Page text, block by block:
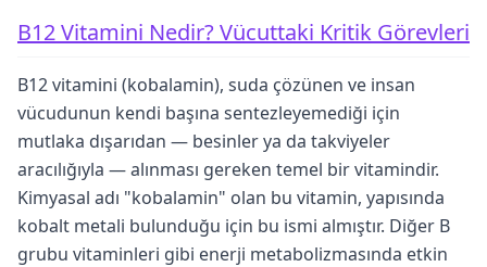
B12 Vitamini Nedir? Vücuttaki Kritik Görevleri
B12 vitamini (kobalamin), suda çözünen ve insan
vücudunun kendi başına sentezleyemediği için
mutlaka dışarıdan — besinler ya da takviyeler
aracılığıyla — alınması gereken temel bir vitamindir.
Kimyasal adı "kobalamin" olan bu vitamin, yapısında
kobalt metali bulunduğu için bu ismi almıştır. Diğer B
grubu vitaminleri gibi enerji metabolizmasında etkin